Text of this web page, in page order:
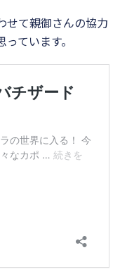
せて親御さんの協力
ています。